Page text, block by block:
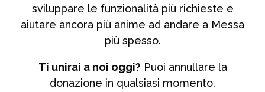
sviluppare le funzionalità più richieste e
aiutare ancora più anime ad andare a Messa
più spesso.
Ti unirai a noi oggi? Puoi annullare la
donazione in qualsiasi momento.